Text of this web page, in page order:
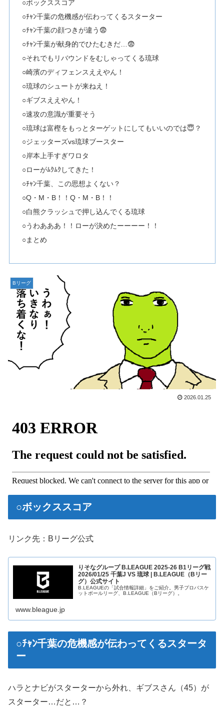
○ボックススコア
○ﾁｬﾝ千葉の危機感が伝わってくるスターター
○ﾁｬﾝ千葉の顔つきが違う😨
○ﾁｬﾝ千葉が献身的でひたむきだ…😨
○それでもリバウンドをむしゃってくる琉球
○崎濱のディフェンスええやん！
○琉球のシュートが来ねえ！
○ギブスええやん！
○速攻の意識が重要そう
○琉球は富樫をもっとターゲットにしてもいいのでは😇？
○ジェッターズvs琉球ブースター
○岸本上手すぎワロタ
○ローがﾑｸﾑｸしてきた！
○ﾁｬﾝ千葉、この思想よくない？
○Q・M・B！！Q・M・B！！
○白熊クラッシュで押し込んでくる琉球
○うわあああ！！ローが決めたーーーー！！
○まとめ
Bリーグ
2026.01.25
○ボックススコア
リンク先：Bリーグ公式
りそなグループ B.LEAGUE 2025-26 B1リーグ戦
2026/01/25 千葉J VS 琉球 | B.LEAGUE（Bリー
グ）公式サイト
B.LEAGUEの「試合情報詳細」をご紹介。男子プロバスケ
ットボールリーグ、B.LEAGUE（Bリーグ）。
www.bleague.jp
○ﾁｬﾝ千葉の危機感が伝わってくるスタータ
ー
ハラとナビがスターターから外れ、ギブスさん（45）が
スターター…だと…？